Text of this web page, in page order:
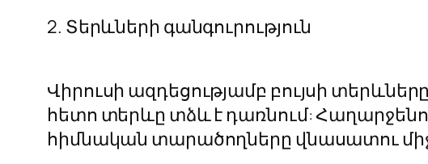
2. Տերևների գանգուրություն
Վիրուսի ազդեցությամբ բույսի
հետո տերևը տձև է դառնում:
հիմնական տարածողները վնասատու